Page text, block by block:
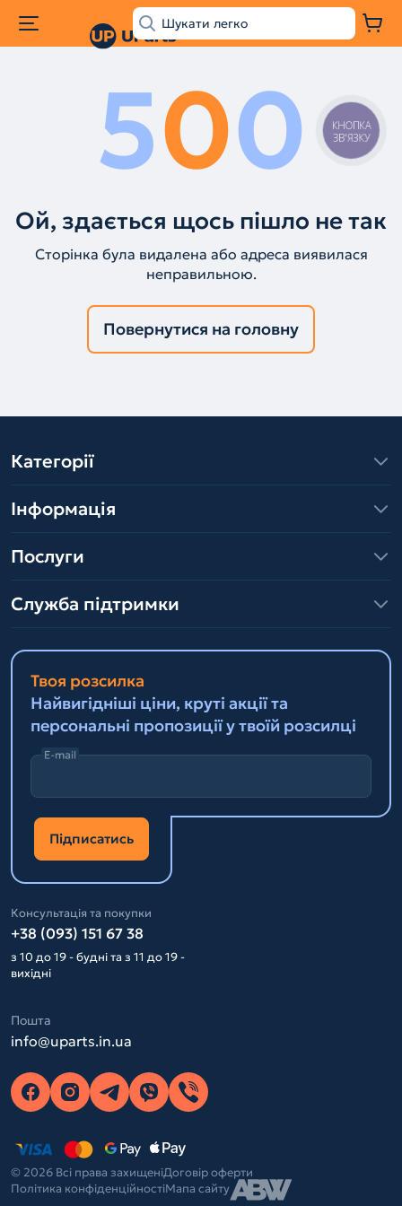
500
Ой, здається щось пішло не так
Сторінка була видалена або адреса виявилася
неправильною.
Повернутися на головну
Категорії
Інформація
Послуги
Служба підтримки
Твоя розсилка
Найвигідніші ціни, круті акції та
персональні пропозиції у твоїй розсилці
E-mail
Підписатись
Консультація та покупки
+38 (093) 151 67 38
з 10 до 19 - будні та з 11 до 19 -
вихідні
Пошта
info@uparts.in.ua
© 2026 Всі права захищеніДоговір оферти
Політика конфіденційностіМапа сайту
КНОПКА
ЗВ'ЯЗКУ